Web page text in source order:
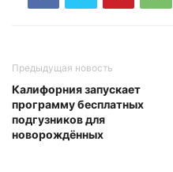
Предыдущая новость
Калифорния запускает
программу бесплатных
подгузников для
новорождённых